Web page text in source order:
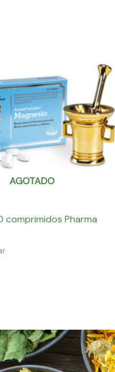
AGOTADO
comprimidos Pharma